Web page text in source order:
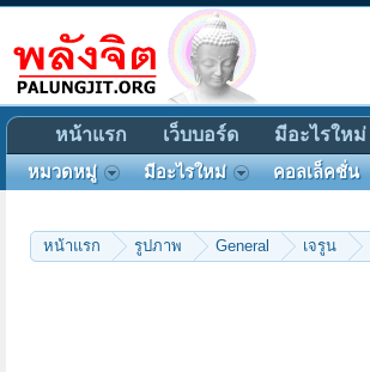
หน้าแรก รูปภาพ General เจรูน
หน้าแรก เว็บบอร์ด มีอะไรใหม่
หมวดหมู่ มีอะไรใหม่ คอลเล็คชั่น